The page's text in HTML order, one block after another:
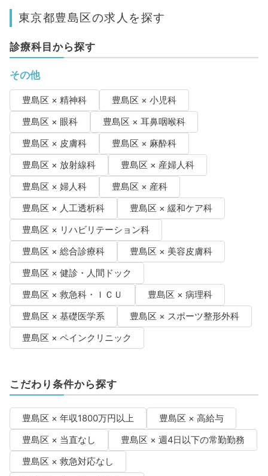
東京都豊島区の求人を探す
診療科目から探す
その他
豊島区 × 精神科
豊島区 × 小児科
豊島区 × 眼科
豊島区 × 耳鼻咽喉科
豊島区 × 皮膚科
豊島区 × 麻酔科
豊島区 × 放射線科
豊島区 × 産婦人科
豊島区 × 婦人科
豊島区 × 産科
豊島区 × 人工透析科
豊島区 × 緩和ケア科
豊島区 × リハビリテーション科
豊島区 × 総合診療科
豊島区 × 美容皮膚科
豊島区 × 健診・人間ドック
豊島区 × 救急科・ＩＣＵ
豊島区 × 病理科
豊島区 × 基礎医学系
豊島区 × スポーツ整形外科
豊島区 × ペインクリニック
こだわり条件から探す
豊島区 × 年収1800万円以上
豊島区 × 高給与
豊島区 × 当直なし
豊島区 × 週4日以下の常勤勤務
豊島区 × 救急対応なし